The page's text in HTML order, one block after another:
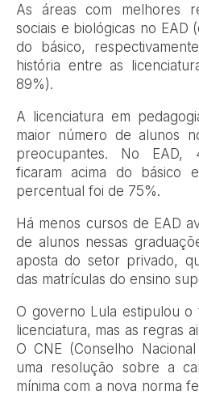
As áreas com melhores
sociais e biológicas no EAD
do básico,
história entre as
89%).
A licenciatura em
maior número de alunos
preocupantes. No EAD,
ficaram acima do básico
percentual foi de 75%.
Há menos cursos de EAD
de alunos nessas
aposta do setor privado,
das matrículas do ensino
O governo Lula estipulou o
licenciatura, mas as regras
O CNE (Conselho
uma resolução sobre a
mínima com a nova norma